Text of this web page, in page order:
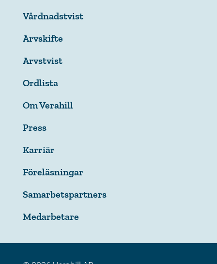
Vårdnadstvist
Arvskifte
Arvstvist
Ordlista
Om Verahill
Press
Karriär
Föreläsningar
Samarbetspartners
Medarbetare